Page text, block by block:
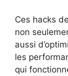
Ces hacks
non
aussi
les
qui